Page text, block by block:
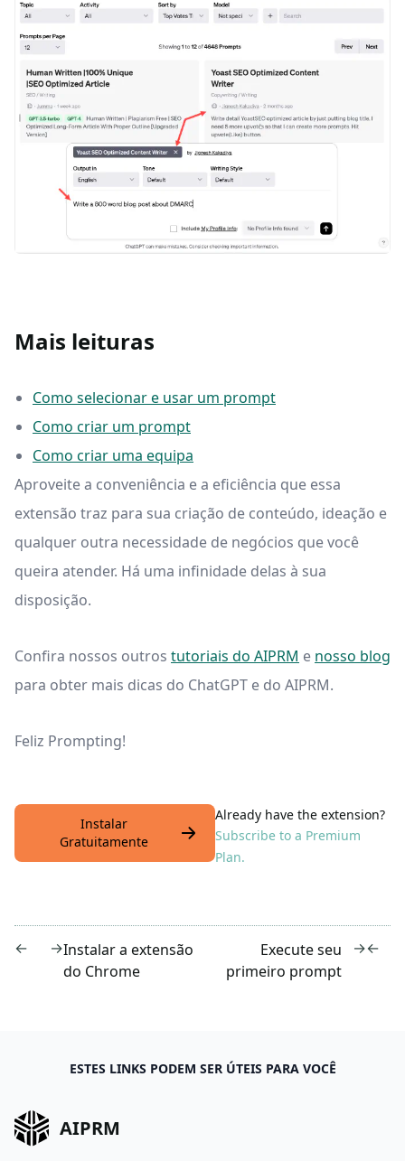
Mais leituras
Como selecionar e usar um prompt
Como criar um prompt
Como criar uma equipa
Aproveite a conveniência e a eficiência que essa
extensão traz para sua criação de conteúdo, ideação e
qualquer outra necessidade de negócios que você
queira atender. Há uma infinidade delas à sua
disposição.
Confira nossos outros tutoriais do AIPRM e nosso blog
para obter mais dicas do ChatGPT e do AIPRM.
Feliz Prompting!
Instalar
Gratuitamente
Already have the extension?
Subscribe to a Premium
Plan.
← →Instalar a extensão
do Chrome
Execute seu
primeiro prompt
→←
ESTES LINKS PODEM SER ÚTEIS PARA VOCÊ
AIPRM